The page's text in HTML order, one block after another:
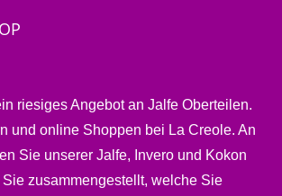
riesiges Angebot an Jalfe Oberteilen.
und online Shoppen bei La Creole. An
Sie unserer Jalfe, Invero und Kokon
zusammengestellt, welche Sie